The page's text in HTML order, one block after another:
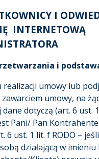
I
INTERNETOWĄ
i
realizacji umowy lub
umowy, na
dotyczą (art. 6 ust.
Pani/ Pan
6 ust. 1 lit. f RODO –
działającą w